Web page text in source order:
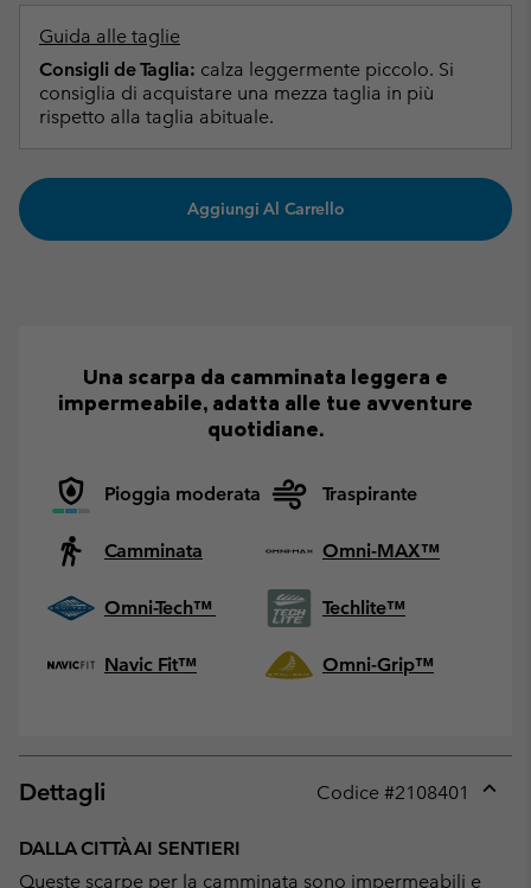
Guida alle taglie
Consigli de Taglia: calza leggermente piccolo. Si
consiglia di acquistare una mezza taglia in più
rispetto alla taglia abituale.
Aggiungi Al Carrello
Una scarpa da camminata leggera e
impermeabile, adatta alle tue avventure
quotidiane.
Pioggia moderata Traspirante
Camminata Omni-MAX™
Omni-Tech™ Techlite™
Navic Fit™ Omni-Grip™
Dettagli Codice #2108401
DALLA CITTÀ AI SENTIERI
Queste scarpe per la camminata sono impermeabili e